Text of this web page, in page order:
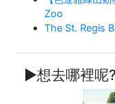
Zoo
The St. Regis
►想去哪裡呢